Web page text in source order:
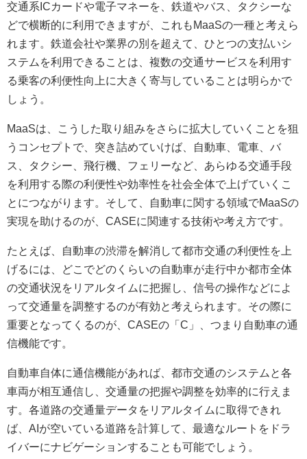
交通系ICカードや電子マネーを、鉄道やバス、タクシーな
どで横断的に利用できますが、これもMaaSの一種と考えら
れます。鉄道会社や業界の別を超えて、ひとつの支払いシ
ステムを利用できることは、複数の交通サービスを利用す
る乗客の利便性向上に大きく寄与していることは明らかで
しょう。
MaaSは、こうした取り組みをさらに拡大していくことを狙
うコンセプトで、突き詰めていけば、自動車、電車、バ
ス、タクシー、飛行機、フェリーなど、あらゆる交通手段
を利用する際の利便性や効率性を社会全体で上げていくこ
とにつながります。そして、自動車に関する領域でMaaSの
実現を助けるのが、CASEに関連する技術や考え方です。
たとえば、自動車の渋滞を解消して都市交通の利便性を上
げるには、どこでどのくらいの自動車が走行中か都市全体
の交通状況をリアルタイムに把握し、信号の操作などによ
って交通量を調整するのが有効と考えられます。その際に
重要となってくるのが、CASEの「C」、つまり自動車の通
信機能です。
自動車自体に通信機能があれば、都市交通のシステムと各
車両が相互通信し、交通量の把握や調整を効率的に行えま
す。各道路の交通量データをリアルタイムに取得できれ
ば、AIが空いている道路を計算して、最適なルートをドラ
イバーにナビゲーションすることも可能でしょう。